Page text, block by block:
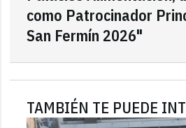
como Patrocinador
San Fermín 2026"
TAMBIÉN TE PUEDE